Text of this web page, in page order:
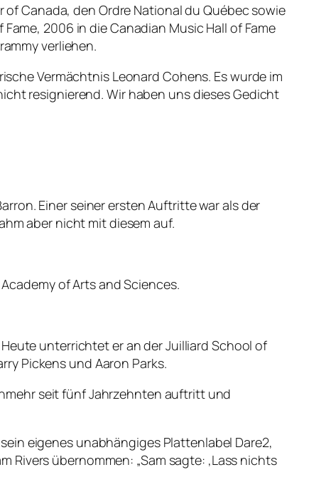
Canada, den Ordre National du Québec sowie
2006 in die Canadian Music Hall of Fame
verliehen.
Vermächtnis Leonard Cohens. Es wurde im
resignierend. Wir haben uns dieses Gedicht
Einer seiner ersten Auftritte war als der
aber nicht mit diesem auf.
of Arts and Sciences.
unterrichtet er an der Juilliard School of
Pickens und Aaron Parks.
seit fünf Jahrzehnten auftritt und
eigenes unabhängiges Plattenlabel Dare2,
Rivers übernommen: „Sam sagte: ‚Lass nichts